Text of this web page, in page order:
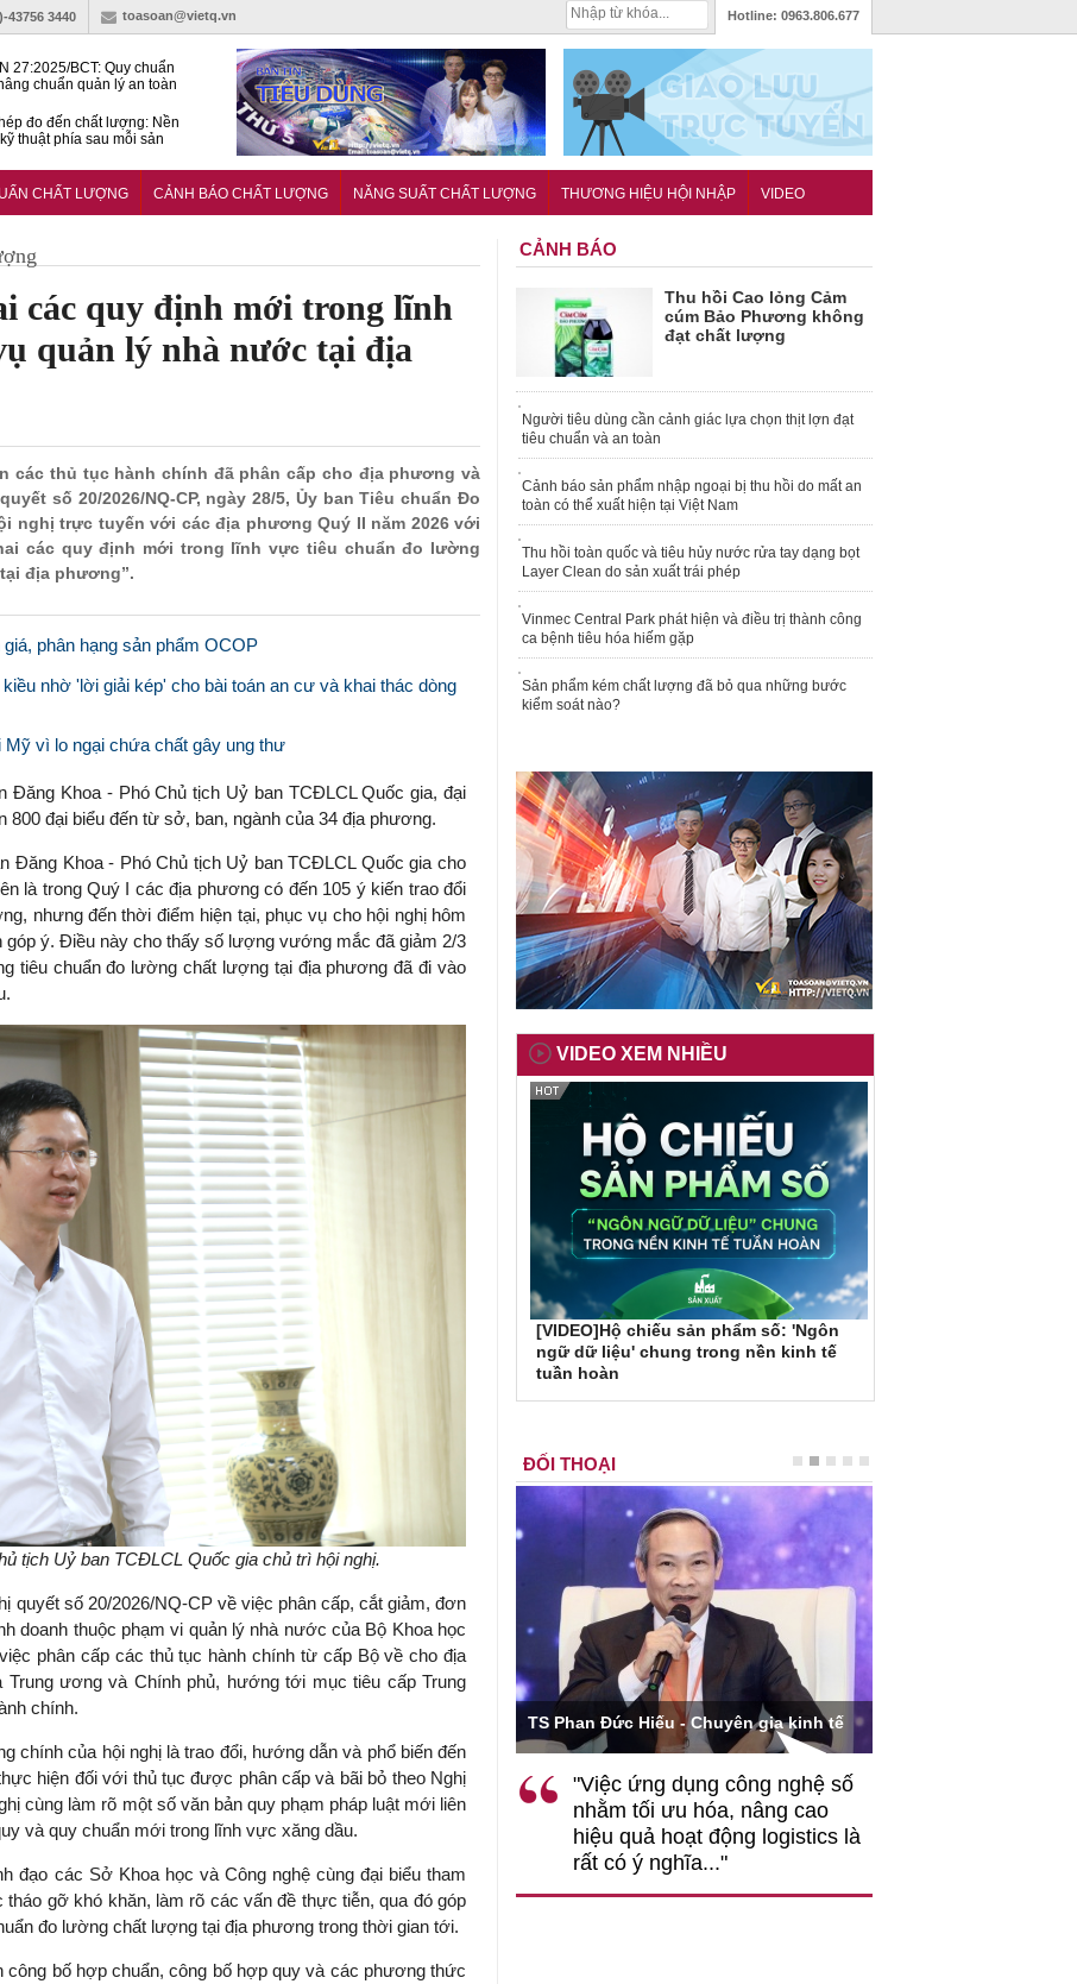
43756 3440 toasoan@vietq.vn Hotline: 0963.806.677
27:2025/BCT: Quy chuẩn
chuẩn quản lý an toàn
đo đến chất lượng: Nền
thuật phía sau mỗi sản
hoạch đô thị tri thức tại
CHẤT LƯỢNG CẢNH BÁO CHẤT LƯỢNG NĂNG SUẤT CHẤT LƯỢNG THƯƠNG HIỆU HỘI NHẬP VIDEO
các quy định mới trong lĩnh
quản lý nhà nước tại địa
các thủ tục hành chính đã phân cấp cho địa phương và
số 20/2026/NQ-CP, ngày 28/5, Ủy ban Tiêu chuẩn Đo
nghị trực tuyến với các địa phương Quý II năm 2026 với
các quy định mới trong lĩnh vực tiêu chuẩn đo lường
địa phương”.
phân hạng sản phẩm OCOP
nhờ 'lời giải kép' cho bài toán an cư và khai thác dòng
vì lo ngại chứa chất gây ung thư
Đăng Khoa - Phó Chủ tịch Uỷ ban TCĐLCL Quốc gia, đại
đại biểu đến từ sở, ban, ngành của 34 địa phương.
Đăng Khoa - Phó Chủ tịch Uỷ ban TCĐLCL Quốc gia cho
là trong Quý I các địa phương có đến 105 ý kiến trao đổi
nhưng đến thời điểm hiện tại, phục vụ cho hội nghị hôm
ý. Điều này cho thấy số lượng vướng mắc đã giảm 2/3
tiêu chuẩn đo lường chất lượng tại địa phương đã đi vào
tịch Uỷ ban TCĐLCL Quốc gia chủ trì hội nghị.
quyết số 20/2026/NQ-CP về việc phân cấp, cắt giảm, đơn
doanh thuộc phạm vi quản lý nhà nước của Bộ Khoa học
phân cấp các thủ tục hành chính từ cấp Bộ về cho địa
Trung ương và Chính phủ, hướng tới mục tiêu cấp Trung
chính.
chính của hội nghị là trao đổi, hướng dẫn và phổ biến đến
hiện đối với thủ tục được phân cấp và bãi bỏ theo Nghị
cùng làm rõ một số văn bản quy phạm pháp luật mới liên
và quy chuẩn mới trong lĩnh vực xăng dầu.
đạo các Sở Khoa học và Công nghệ cùng đại biểu tham
gỡ khó khăn, làm rõ các vấn đề thực tiễn, qua đó góp
đo lường chất lượng tại địa phương trong thời gian tới.
công bố hợp chuẩn, công bố hợp quy và các phương thức
CẢNH BÁO
Thu hồi Cao lỏng Cảm
cúm Bảo Phương không
đạt chất lượng
Người tiêu dùng cần cảnh giác lựa chọn thịt lợn đạt
tiêu chuẩn và an toàn
Cảnh báo sản phẩm nhập ngoại bị thu hồi do mất an
toàn có thể xuất hiện tại Việt Nam
Thu hồi toàn quốc và tiêu hủy nước rửa tay dạng bọt
Layer Clean do sản xuất trái phép
Vinmec Central Park phát hiện và điều trị thành công
ca bệnh tiêu hóa hiếm gặp
Sản phẩm kém chất lượng đã bỏ qua những bước
kiểm soát nào?
VIDEO XEM NHIỀU
[VIDEO]Hộ chiếu sản phẩm số: 'Ngôn
ngữ dữ liệu' chung trong nền kinh tế
tuần hoàn
ĐỐI THOẠI
Viện trưởng
phải làm
và trên thực tế
hành như tăng
học công
các cơ chế
mới sáng tạo,
Việc sử dụng hiệu quả chính
sách tài khóa không chỉ mang ý
nghĩa hỗ trợ ngắn hạn mà còn
đóng vai trò tạo nền tảng cho
tăng trưởng bền vững dài hạn.
TS Phan Đức Hiếu - Chuyên gia kinh tế
"Việc ứng dụng công nghệ số
nhằm tối ưu hóa, nâng cao
hiệu quả hoạt động logistics là
rất có ý nghĩa..."